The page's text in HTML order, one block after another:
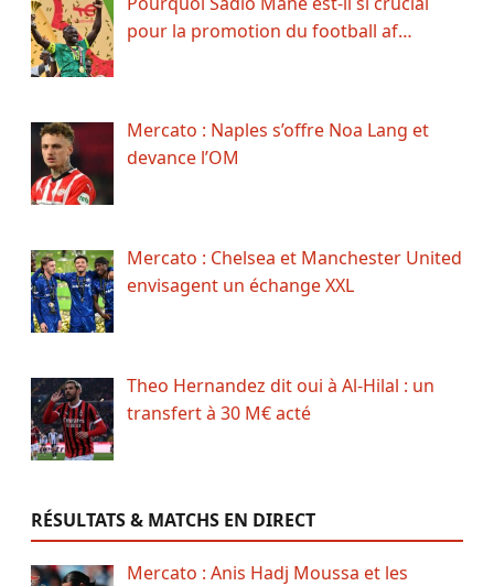
pour la promotion du football af…
Mercato : Naples s’offre Noa Lang et
devance l’OM
Mercato : Chelsea et Manchester United
envisagent un échange XXL
Theo Hernandez dit oui à Al-Hilal : un
transfert à 30 M€ acté
RÉSULTATS & MATCHS EN DIRECT
Mercato : Anis Hadj Moussa et les